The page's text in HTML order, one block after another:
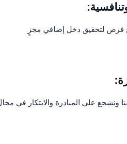
فرص لتحقيق دخل إضافي مجزٍ
ونشجع على المبادرة والابتكار في